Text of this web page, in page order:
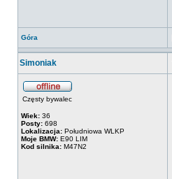
Góra
Simoniak
Częsty bywalec
Wiek: 36
Posty: 698
Lokalizacja: Południowa WLKP
Moje BMW: E90 LIM
Kod silnika: M47N2